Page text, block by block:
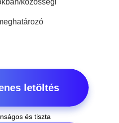
közösségi
letöltés
és tiszta